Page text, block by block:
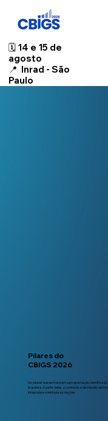
🗓️ 14 e 15 de
agosto
📍 Inrad - São
Paulo
Pilares do
CBIGS 2026
Os pilares que estruturam a programação científica
brasileira. A partir deles, o conteúdo é distribuído de
integrada e orientada a soluções.